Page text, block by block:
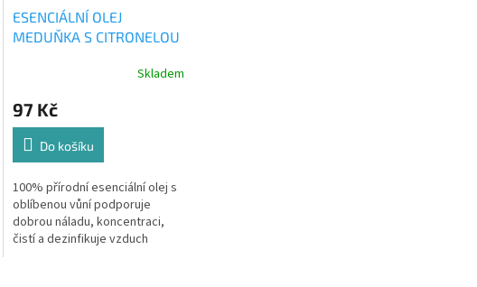
ESENCIÁLNÍ OLEJ
MEDUŇKA S CITRONELOU
Skladem
97 Kč
Do košíku
100% přírodní esenciální olej s
oblíbenou vůní podporuje
dobrou náladu, koncentraci,
čistí a dezinfikuje vzduch